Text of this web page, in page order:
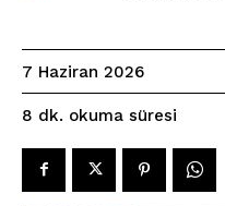
7 Haziran 2026
8 dk. okuma süresi